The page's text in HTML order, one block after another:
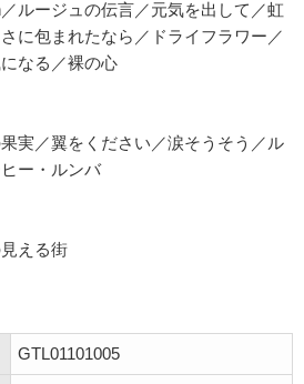
ルージュの伝言／元気を出して／虹
に包まれたなら／ドライフラワー／
なる／裸の心
実／翼をください／涙そうそう／ル
ー・ルンバ
える街
GTL01101005